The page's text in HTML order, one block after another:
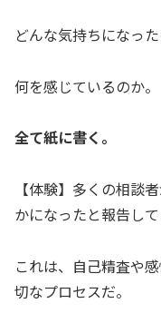
どんな気持ちになった
何を感じているのか。
全て紙に書く。
【体験】多くの相談
かになったと報告して
これは、自己精査や
切なプロセスだ。